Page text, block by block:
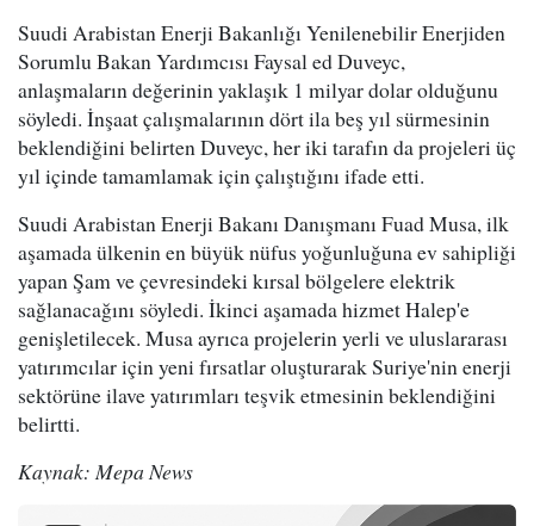
Suudi Arabistan Enerji Bakanlığı Yenilenebilir Enerjiden
Sorumlu Bakan Yardımcısı Faysal ed Duveyc,
anlaşmaların değerinin yaklaşık 1 milyar dolar olduğunu
söyledi. İnşaat çalışmalarının dört ila beş yıl sürmesinin
beklendiğini belirten Duveyc, her iki tarafın da projeleri üç
yıl içinde tamamlamak için çalıştığını ifade etti.
Suudi Arabistan Enerji Bakanı Danışmanı Fuad Musa, ilk
aşamada ülkenin en büyük nüfus yoğunluğuna ev sahipliği
yapan Şam ve çevresindeki kırsal bölgelere elektrik
sağlanacağını söyledi. İkinci aşamada hizmet Halep'e
genişletilecek. Musa ayrıca projelerin yerli ve uluslararası
yatırımcılar için yeni fırsatlar oluşturarak Suriye'nin enerji
sektörüne ilave yatırımları teşvik etmesinin beklendiğini
belirtti.
Kaynak: Mepa News